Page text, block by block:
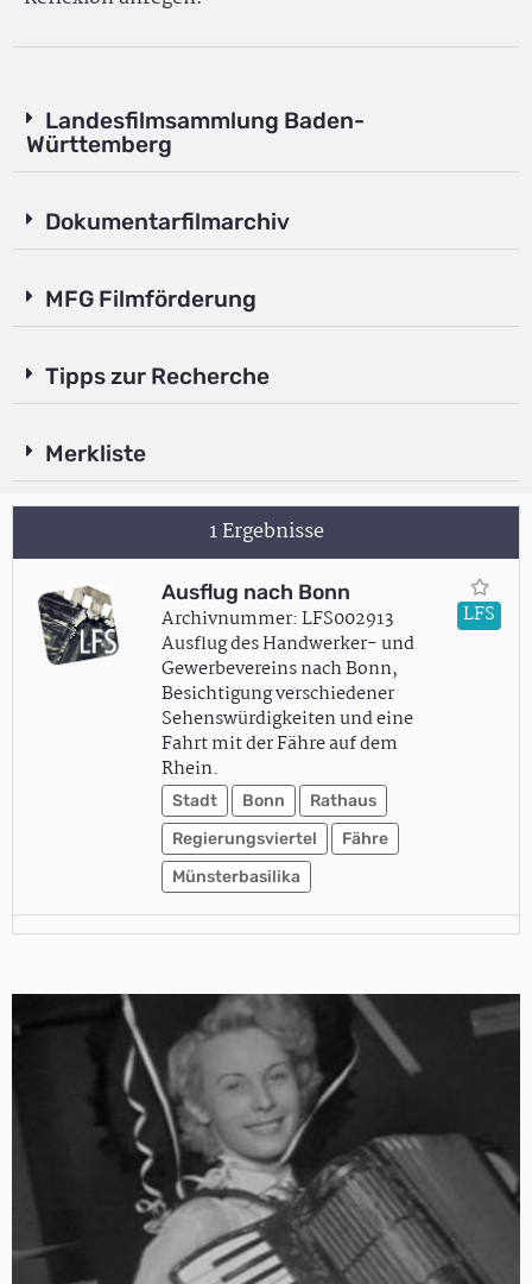
Landesfilmsammlung Baden-
Württemberg
Dokumentarfilmarchiv
MFG Filmförderung
Tipps zur Recherche
Merkliste
1 Ergebnisse
Ausflug nach Bonn
Archivnummer: LFS002913
Ausflug des Handwerker- und
Gewerbevereins nach Bonn,
Besichtigung verschiedener
Sehenswürdigkeiten und eine
Fahrt mit der Fähre auf dem
Rhein.
Stadt Bonn
Rathaus
Regierungsviertel
Fähre
Münsterbasilika
LFS